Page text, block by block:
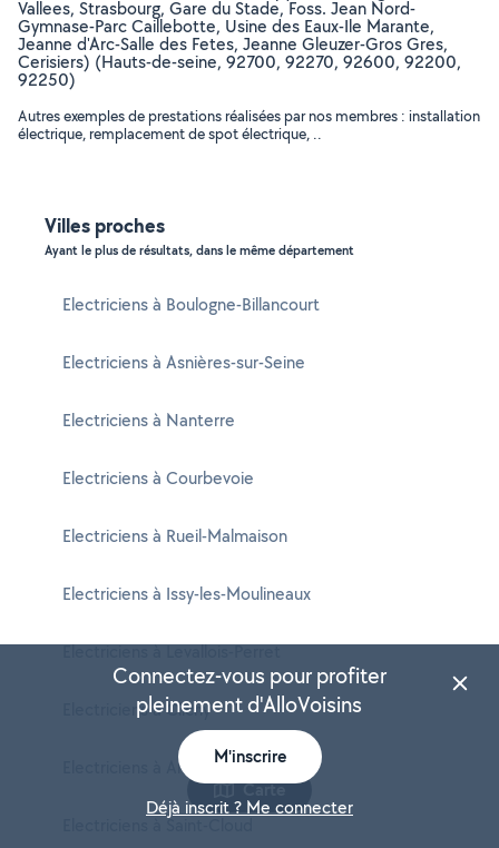
Vallees, Strasbourg, Gare du Stade, Foss. Jean Nord-
Gymnase-Parc Caillebotte, Usine des Eaux-Ile Marante,
Jeanne d'Arc-Salle des Fetes, Jeanne Gleuzer-Gros Gres,
Cerisiers) (Hauts-de-seine, 92700, 92270, 92600, 92200,
92250)
Autres exemples de prestations réalisées par nos membres : installation
électrique, remplacement de spot électrique, ..
Villes proches
Ayant le plus de résultats, dans le même département
Electriciens à Boulogne-Billancourt
Electriciens à Asnières-sur-Seine
Electriciens à Nanterre
Electriciens à Courbevoie
Electriciens à Rueil-Malmaison
Electriciens à Issy-les-Moulineaux
Electriciens à Levallois-Perret
Electriciens à Clichy
Electriciens à Antony
Electriciens à Saint-Cloud
Carte
Connectez-vous pour profiter
pleinement d'AlloVoisins
M'inscrire
Déjà inscrit ? Me connecter